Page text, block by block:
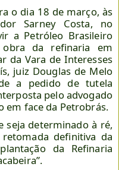
o dia 18 de março, às
Sarney Costa, no
a Petróleo Brasileiro
da refinaria em
da Vara de Interesses
juiz Douglas de Melo
a pedido de tutela
pelo advogado
em face da Petrobrás.
seja determinado à ré,
definitiva da
da Refinaria